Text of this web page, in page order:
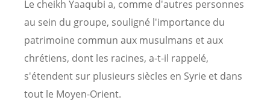
Le cheikh Yaaqubi a, comme d'autres personnes
au sein du groupe, souligné l'importance du
patrimoine commun aux musulmans et aux
chrétiens, dont les racines, a-t-il rappelé,
s'étendent sur plusieurs siècles en Syrie et dans
tout le Moyen-Orient.